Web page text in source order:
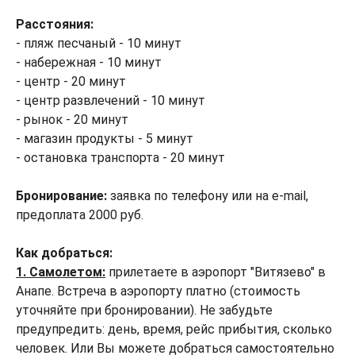
Расстояния:
- пляж песчаный - 10 минут
- набережная - 10 минут
- центр - 20 минут
- центр развлечений - 10 минут
- рынок - 20 минут
- магазин продукты - 5 минут
- остановка транспорта - 20 минут
Бронирование: заявка по телефону или на e-mail,
предоплата 2000 руб.
Как добраться:
1. Самолетом: прилетаете в аэропорт "Витязево" в
Анапе. Встреча в аэропорту платно (стоимость
уточняйте при бронировании). Не забудьте
предупредить: день, время, рейс прибытия, сколько
человек. Или Вы можете добраться самостоятельно